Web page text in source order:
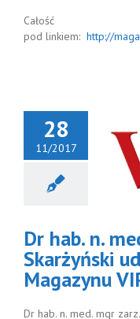
Całość
pod linkiem: http://
28
11/2017
n. med.
Piotr H.
udzielił
Dr hab. n.
Skarżyński
Magazynu
Dr hab. n. med. mgr